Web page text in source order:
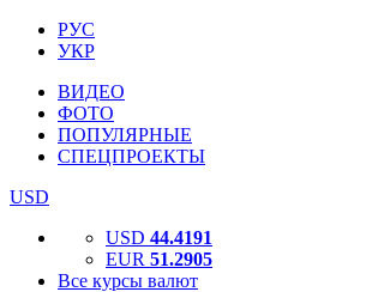
РУС
УКР
ВИДЕО
ФОТО
ПОПУЛЯРНЫЕ
СПЕЦПРОЕКТЫ
USD
USD 44.4191
EUR 51.2905
Все курсы валют